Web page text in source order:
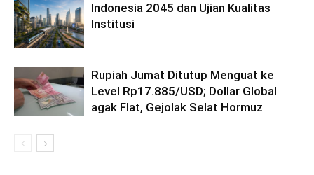
Indonesia 2045 dan Ujian Kualitas
Institusi
Rupiah Jumat Ditutup Menguat ke
Level Rp17.885/USD; Dollar Global
agak Flat, Gejolak Selat Hormuz